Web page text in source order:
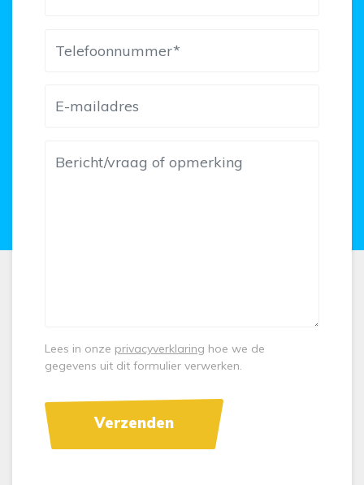
Lees in onze privacyverklaring hoe we de
gegevens uit dit formulier verwerken.